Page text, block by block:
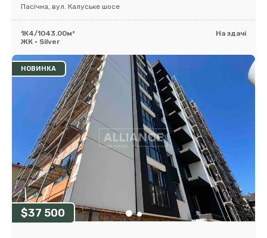
Пасічна, вул. Калуське шосе
1К4/1043.00м²
На здачі
ЖК • Silver
НОВИНКА
$37 500